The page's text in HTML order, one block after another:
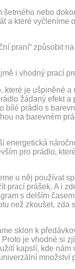
nebo
a které vyčleníme
praní“ způsobit
i vhodný prací
je ušpiněné a
žádaný efekt a
bílé prádlo s
na barevném
energetická
pro prádlo,
u něj používat
prací prášek. A i
s delším časem
než zkoušet, zda
sklon k
je vhodné si
kapslí, kde nám
množství